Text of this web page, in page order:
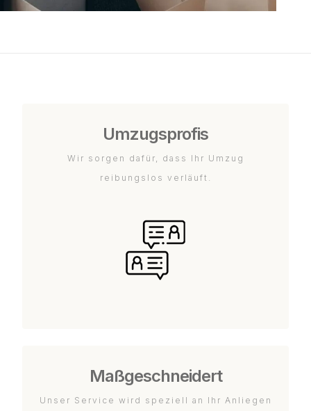
Umzugsprofis
Wir sorgen dafür, dass Ihr Umzug
reibungslos verläuft.
Maßgeschneidert
Unser Service wird speziell an Ihr Anliegen